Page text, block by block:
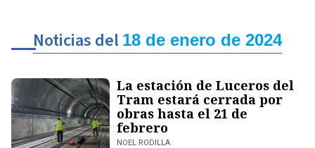
Noticias del 18 de enero de 2024
La estación de Luceros del
Tram estará cerrada por
obras hasta el 21 de
febrero
NOEL RODILLA